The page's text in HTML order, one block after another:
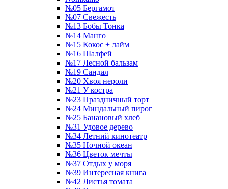
№05 Бергамот
№07 Свежесть
№13 Бобы Тонка
№14 Манго
№15 Кокос + лайм
№16 Шалфей
№17 Лесной бальзам
№19 Сандал
№20 Хвоя нероли
№21 У костра
№23 Праздничный торт
№24 Миндальный пирог
№25 Банановый хлеб
№31 Удовое дерево
№34 Летний кинотеатр
№35 Ночной океан
№36 Цветок мечты
№37 Отдых у моря
№39 Интересная книга
№42 Листья томата